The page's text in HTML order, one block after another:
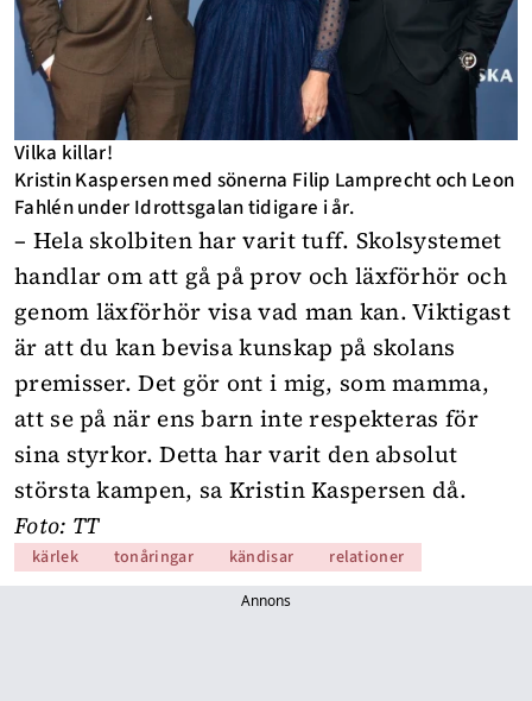
Vilka killar!
Kristin Kaspersen med sönerna Filip Lamprecht och Leon
Fahlén under Idrottsgalan tidigare i år.
– Hela skolbiten har varit tuff. Skolsystemet
handlar om att gå på prov och läxförhör och
genom läxförhör visa vad man kan. Viktigast
är att du kan bevisa kunskap på skolans
premisser. Det gör ont i mig, som mamma,
att se på när ens barn inte respekteras för
sina styrkor. Detta har varit den absolut
största kampen, sa Kristin Kaspersen då.
Foto: TT
kärlek tonåringar kändisar relationer
Annons